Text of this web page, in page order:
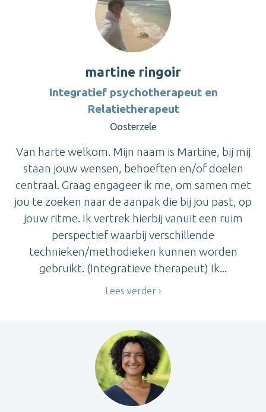
martine ringoir
Integratief psychotherapeut en
Relatietherapeut
Oosterzele
Van harte welkom. Mijn naam is Martine, bij mij
staan jouw wensen, behoeften en/of doelen
centraal. Graag engageer ik me, om samen met
jou te zoeken naar de aanpak die bij jou past, op
jouw ritme. Ik vertrek hierbij vanuit een ruim
perspectief waarbij verschillende
technieken/methodieken kunnen worden
gebruikt. (Integratieve therapeut) Ik...
Lees verder